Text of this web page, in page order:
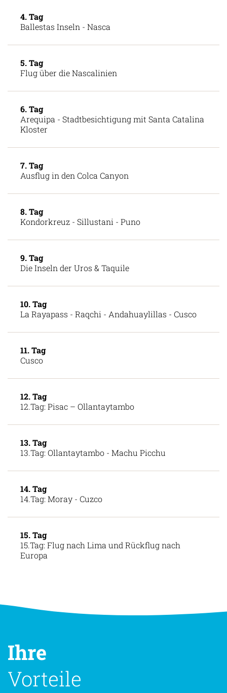
4. Tag
Ballestas Inseln - Nasca
5. Tag
Flug über die Nascalinien
6. Tag
Arequipa - Stadtbesichtigung mit Santa Catalina
Kloster
7. Tag
Ausflug in den Colca Canyon
8. Tag
Kondorkreuz - Sillustani - Puno
9. Tag
Die Inseln der Uros & Taquile
10. Tag
La Rayapass - Raqchi - Andahuaylillas - Cusco
11. Tag
Cusco
12. Tag
12.Tag: Pisac – Ollantaytambo
13. Tag
13.Tag: Ollantaytambo - Machu Picchu
14. Tag
14.Tag: Moray - Cuzco
15. Tag
15.Tag: Flug nach Lima und Rückflug nach
Europa
Ihre
Vorteile